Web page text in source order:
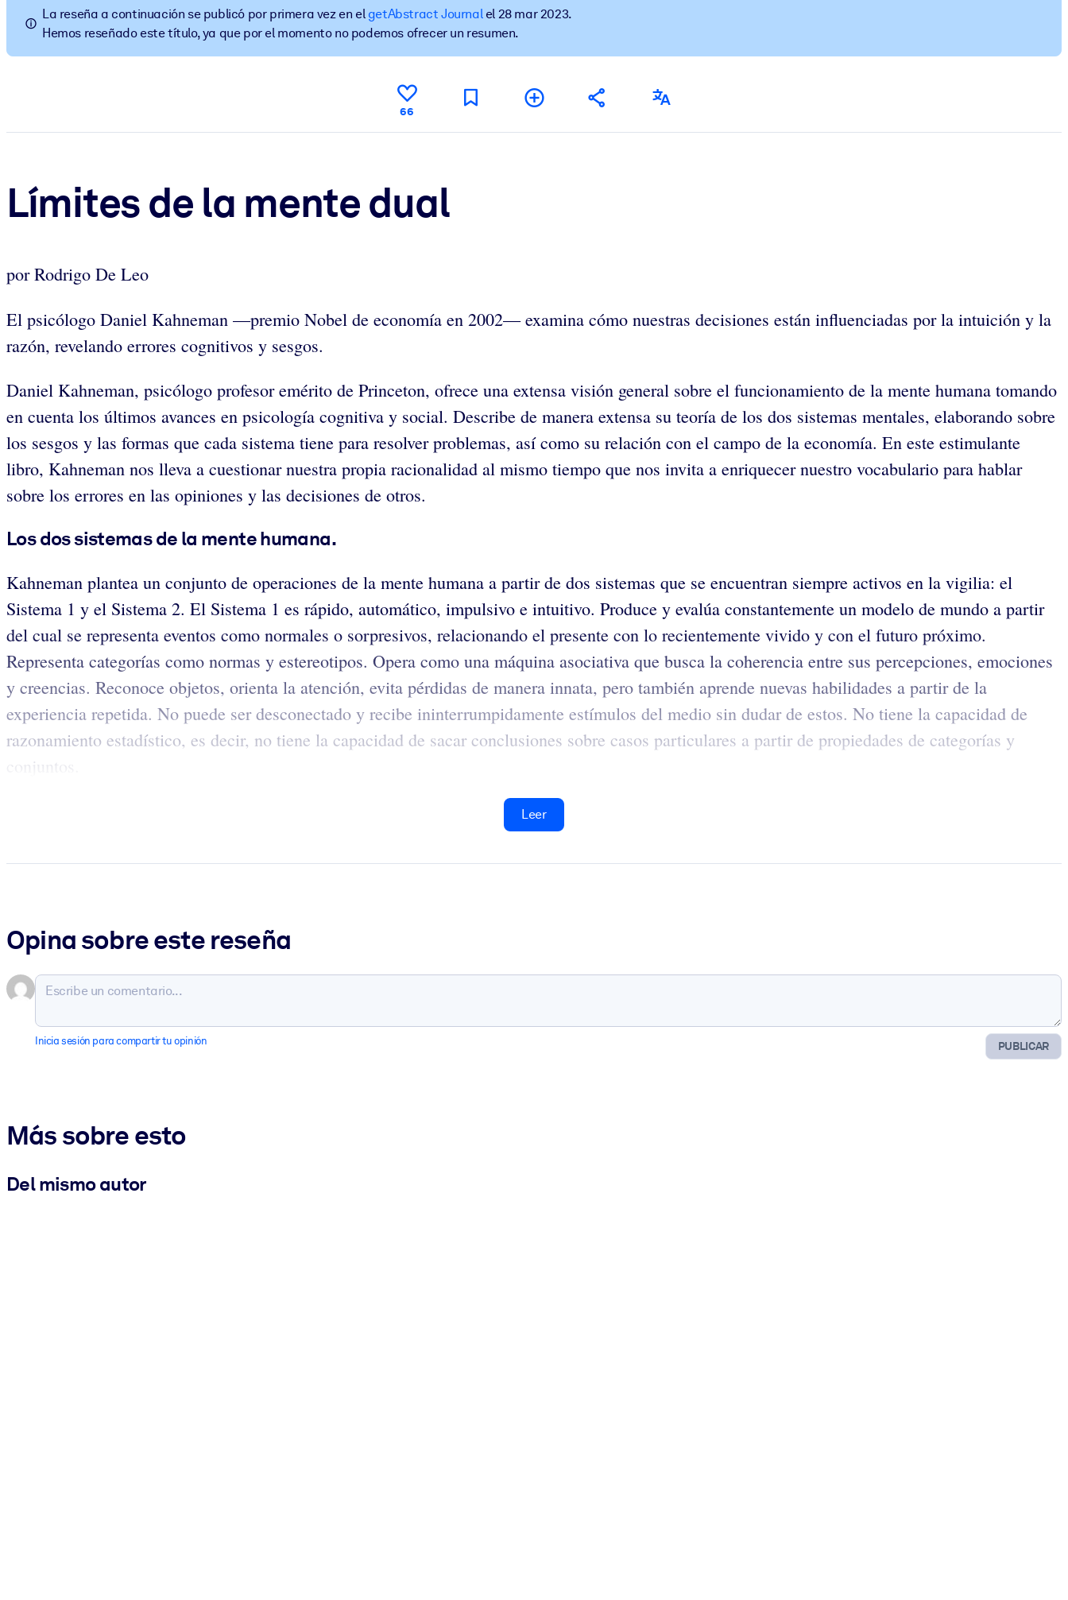
POR SISTEMA
Para LMS/LXP
Enriquezca su biblioteca corporativa con conocimientos empresariales confiables y listos para usar.
La reseña a continuación se publicó por primera vez en el getAbstract Journal el 28 mar 2023.
Hemos reseñado este título, ya que por el momento no podemos ofrecer un resumen.
66
Límites de la mente dual
por Rodrigo De Leo
El psicólogo Daniel Kahneman —premio Nobel de economía en 2002— examina cómo nuestras decisiones están influenciadas por la intuición y la
razón, revelando errores cognitivos y sesgos.
Daniel Kahneman, psicólogo profesor emérito de Princeton, ofrece una extensa visión general sobre el funcionamiento de la mente humana tomando
en cuenta los últimos avances en psicología cognitiva y social. Describe de manera extensa su teoría de los dos sistemas mentales, elaborando sobre
los sesgos y las formas que cada sistema tiene para resolver problemas, así como su relación con el campo de la economía. En este estimulante
libro, Kahneman nos lleva a cuestionar nuestra propia racionalidad al mismo tiempo que nos invita a enriquecer nuestro vocabulario para hablar
sobre los errores en las opiniones y las decisiones de otros.
Los dos sistemas de la mente humana.
Kahneman plantea un conjunto de operaciones de la mente humana a partir de dos sistemas que se encuentran siempre activos en la vigilia: el
Sistema 1 y el Sistema 2. El Sistema 1 es rápido, automático, impulsivo e intuitivo. Produce y evalúa constantemente un modelo de mundo a partir
del cual se representa eventos como normales o sorpresivos, relacionando el presente con lo recientemente vivido y con el futuro próximo.
Representa categorías como normas y estereotipos. Opera como una máquina asociativa que busca la coherencia entre sus percepciones, emociones
y creencias. Reconoce objetos, orienta la atención, evita pérdidas de manera innata, pero también aprende nuevas habilidades a partir de la
experiencia repetida. No puede ser desconectado y recibe ininterrumpidamente estímulos del medio sin dudar de estos. No tiene la capacidad de
razonamiento estadístico, es decir, no tiene la capacidad de sacar conclusiones sobre casos particulares a partir de propiedades de categorías y
conjuntos.
Leer
Opina sobre este reseña
PUBLICAR
Inicia sesión para compartir tu opinión
Más sobre esto
Del mismo autor